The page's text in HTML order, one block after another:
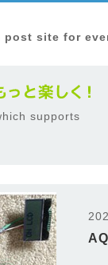
post site for
supports